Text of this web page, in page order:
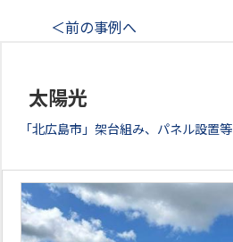
＜前の事例へ
太陽光
「北広島市」架台組み、パネル設置等